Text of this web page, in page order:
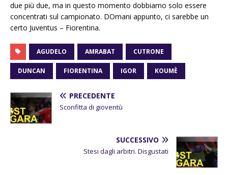
due più due, ma in questo momento dobbiamo solo essere
concentrati sul campionato. DOmani appunto, ci sarebbe un
certo Juventus – Fiorentina.
AGUDELO AMRABAT CUTRONE
DUNCAN FIORENTINA IGOR KOUMÈ
PRECEDENTE
Sconfitta di gioventù
SUCCESSIVO
Stesi dagli arbitri. Disgustati